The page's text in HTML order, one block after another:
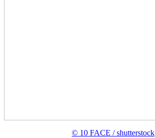
© 10 FACE / shutterstock